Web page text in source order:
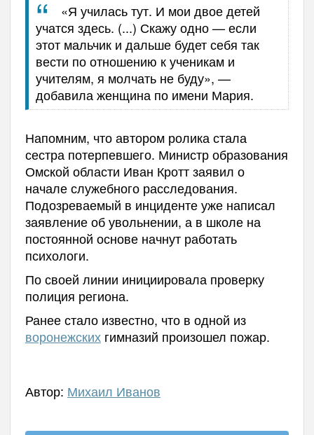
«Я училась тут. И мои двое детей
учатся здесь. (...) Скажу одно — если
этот мальчик и дальше будет себя так
вести по отношению к ученикам и
учителям, я молчать не буду», —
добавила женщина по имени Мария.
Напомним, что автором ролика стала
сестра потерпевшего. Министр образования
Омской области Иван Кротт заявил о
начале служебного расследования.
Подозреваемый в инциденте уже написал
заявление об увольнении, а в школе на
постоянной основе начнут работать
психологи.
По своей линии инициировала проверку
полиция региона.
Ранее стало известно, что в одной из
воронежскихгимназий произошел пожар.
Автор: Михаил Иванов